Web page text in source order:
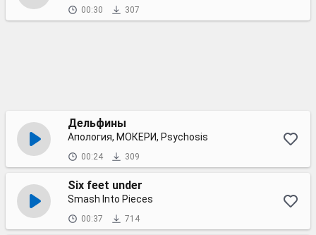
00:30 307
Дельфины
Апология, МОКЕРИ, Psychosis
00:24 309
Six feet under
Smash Into Pieces
00:37 714